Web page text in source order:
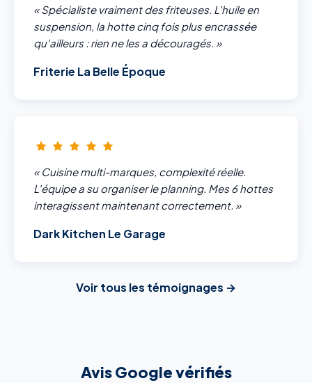
« Spécialiste vraiment des friteuses. L'huile en
suspension, la hotte cinq fois plus encrassée
qu'ailleurs : rien ne les a découragés. »
Friterie La Belle Époque
« Cuisine multi-marques, complexité réelle.
L'équipe a su organiser le planning. Mes 6 hottes
interagissent maintenant correctement. »
Dark Kitchen Le Garage
Voir tous les témoignages →
Avis Google vérifiés